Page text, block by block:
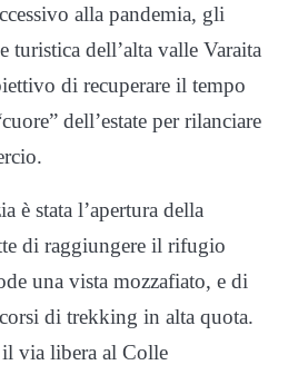
alla pandemia, gli
turistica dell’alta valle Varaita
di recuperare il tempo
dell’estate per rilanciare
è stata l’apertura della
di raggiungere il rifugio
una vista mozzafiato, e di
di trekking in alta quota.
il via libera al Colle